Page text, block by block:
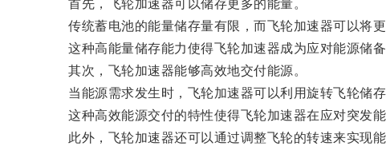
首先，飞轮加速器可以储存更多的能量。
传统蓄电池的能量储存量有限，而飞轮加速器可以将更
这种高能量储存能力使得飞轮加速器成为应对能源储备
其次，飞轮加速器能够高效地交付能源。
当能源需求发生时，飞轮加速器可以利用旋转飞轮储存
这种高效能源交付的特性使得飞轮加速器在应对突发能
此外，飞轮加速器还可以通过调整飞轮的转速来实现能